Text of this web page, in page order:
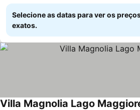
Selecione as datas para ver os
exatos.
Villa Magnolia Lago